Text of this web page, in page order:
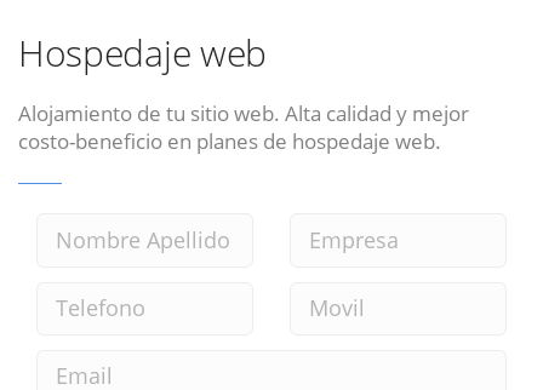
Hospedaje web
Alojamiento de tu sitio web. Alta calidad y mejor
costo-beneficio en planes de hospedaje web.